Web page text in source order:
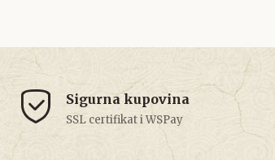
Sigurna kupovina
SSL certifikat i WSPay